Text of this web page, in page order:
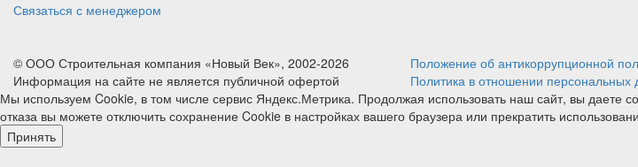
Связаться с менеджером
© ООО Строительная компания «Новый Век», 2002-2026
Информация на сайте не является публичной офертой
Положение об антикоррупционной
Политика в отношении персональных
Мы используем Cookie, в том числе сервис Яндекс.Метрика. Продолжая использовать наш сайт, вы даете
отказа вы можете отключить сохранение Cookie в настройках вашего браузера или прекратить
Принять